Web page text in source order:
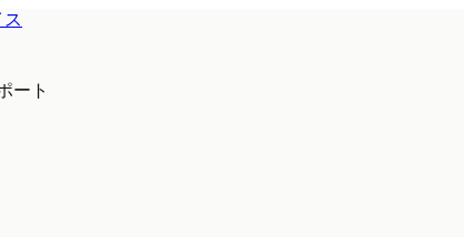
ート